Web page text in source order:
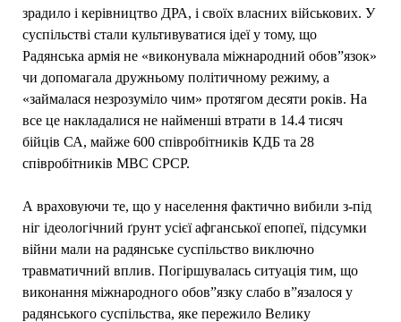
зрадило і керівництво ДРА, і своїх власних військових. У
суспільстві стали культивуватися ідеї у тому, що
Радянська армія не «виконувала міжнародний обов”язок»
чи допомагала дружньому політичному режиму, а
«займалася незрозуміло чим» протягом десяти років. На
все це накладалися не найменші втрати в 14.4 тисяч
бійців СА, майже 600 співробітників КДБ та 28
співробітників МВС СРСР.
А враховуючи те, що у населення фактично вибили з-під
ніг ідеологічний ґрунт усієї афганської епопеї, підсумки
війни мали на радянське суспільство виключно
травматичний вплив. Погіршувалась ситуація тим, що
виконання міжнародного обов”язку слабо в”язалося у
радянського суспільства, яке пережило Велику